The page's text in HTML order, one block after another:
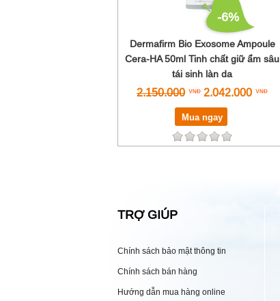
-6%
Dermafirm Bio Exosome Ampoule
Cera-HA 50ml Tinh chất giữ ẩm sâu
tái sinh làn da
2.150.000 2.042.000
Mua ngay
TRỢ GIÚP
Chính sách bảo mật thông tin
Chính sách bán hàng
Hướng dẫn mua hàng online